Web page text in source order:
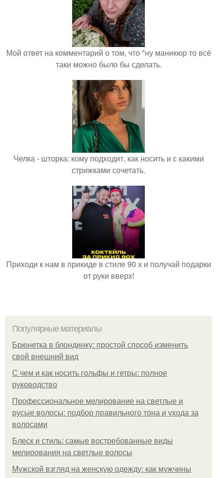
Мой ответ на комментарий о том, что "ну маникюр то всё
таки можно было бы сделать.
Челка - шторка: кому подходит, как носить и с какими
стрижками сочетать.
Приходи к нам в прикиде в стиле 90 х и получай подарки
от руки вверх!
Популярные материалы
Брюнетка в блондинку: простой способ изменить
свой внешний вид
С чем и как носить гольфы и гетры: полное
руководство
Профессиональное мелирование на светлые и
русые волосы: подбор правильного тона и ухода за
волосами
Блеск и стиль: самые востребованные виды
мелирования на светлые волосы
Мужской взгляд на женскую одежду: как мужчины